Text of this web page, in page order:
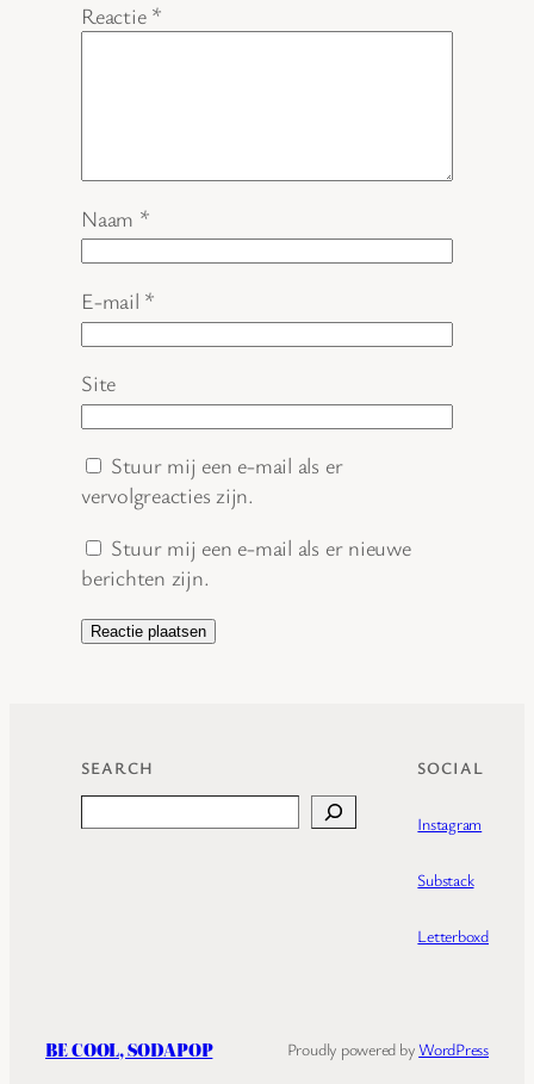
Reactie *
Naam *
E-mail *
Site
Stuur mij een e-mail als er
vervolgreacties zijn.
Stuur mij een e-mail als er nieuwe
berichten zijn.
SEARCH SOCIAL
Instagram
Substack
Letterboxd
BE COOL, SODAPOP Proudly powered byWordPress